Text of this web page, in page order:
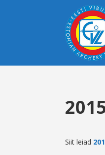
Siit leiad